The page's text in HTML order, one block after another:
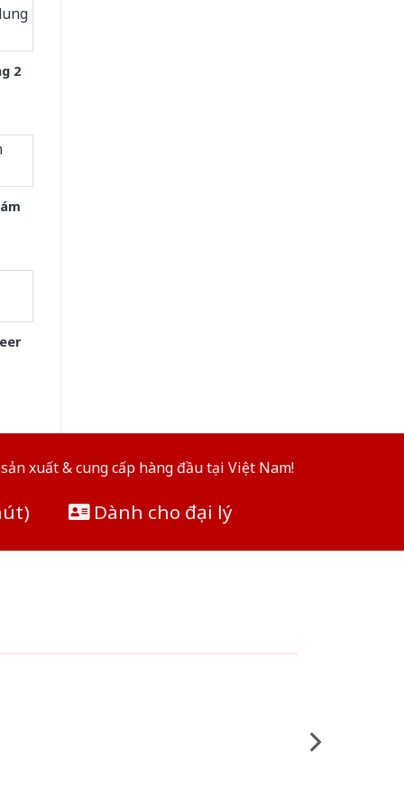
2
xuất & cung cấp hàng đầu tại Việt Nam!
Dành cho đại lý